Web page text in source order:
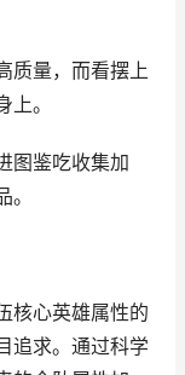
质量，而看摆上
。
图鉴吃收集加
核心英雄属性的
追求。通过科学